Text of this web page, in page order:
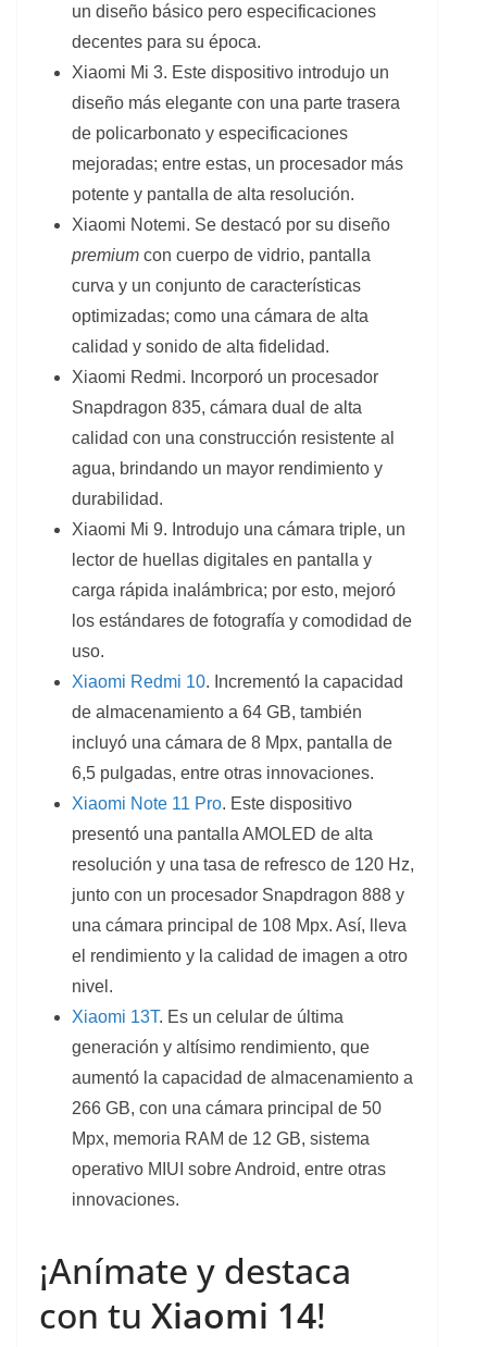
un diseño básico pero especificaciones
decentes para su época.
Xiaomi Mi 3. Este dispositivo introdujo un
diseño más elegante con una parte trasera
de policarbonato y especificaciones
mejoradas; entre estas, un procesador más
potente y pantalla de alta resolución.
Xiaomi Notemi. Se destacó por su diseño
premium con cuerpo de vidrio, pantalla
curva y un conjunto de características
optimizadas; como una cámara de alta
calidad y sonido de alta fidelidad.
Xiaomi Redmi. Incorporó un procesador
Snapdragon 835, cámara dual de alta
calidad con una construcción resistente al
agua, brindando un mayor rendimiento y
durabilidad.
Xiaomi Mi 9. Introdujo una cámara triple, un
lector de huellas digitales en pantalla y
carga rápida inalámbrica; por esto, mejoró
los estándares de fotografía y comodidad de
uso.
Xiaomi Redmi 10. Incrementó la capacidad
de almacenamiento a 64 GB, también
incluyó una cámara de 8 Mpx, pantalla de
6,5 pulgadas, entre otras innovaciones.
Xiaomi Note 11 Pro. Este dispositivo
presentó una pantalla AMOLED de alta
resolución y una tasa de refresco de 120 Hz,
junto con un procesador Snapdragon 888 y
una cámara principal de 108 Mpx. Así, lleva
el rendimiento y la calidad de imagen a otro
nivel.
Xiaomi 13T. Es un celular de última
generación y altísimo rendimiento, que
aumentó la capacidad de almacenamiento a
266 GB, con una cámara principal de 50
Mpx, memoria RAM de 12 GB, sistema
operativo MIUI sobre Android, entre otras
innovaciones.
¡Anímate y destaca
con tu Xiaomi 14!